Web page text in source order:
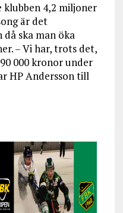
klubben 4,2 miljoner
är det
då ska man öka
– Vi har, trots det,
000 kronor under
HP Andersson till